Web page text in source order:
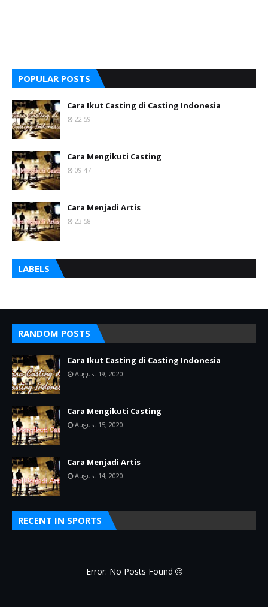
POPULAR POSTS
Cara Ikut Casting di Casting Indonesia
22.59
Cara Mengikuti Casting
09.47
Cara Menjadi Artis
23.58
LABELS
RANDOM POSTS
Cara Ikut Casting di Casting Indonesia
August 19, 2020
Cara Mengikuti Casting
August 15, 2020
Cara Menjadi Artis
August 14, 2020
RECENT IN SPORTS
Error: No Posts Found